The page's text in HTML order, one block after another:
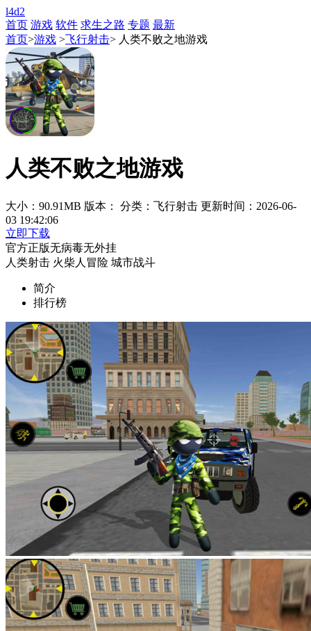
l4d2
首页 游戏 软件 求生之路 专题 最新
首页>游戏 >飞行射击> 人类不败之地游戏
人类不败之地游戏
大小：90.91MB 版本： 分类：飞行射击 更新时间：2026-06-
03 19:42:06
立即下载
官方正版无病毒无外挂
人类射击 火柴人冒险 城市战斗
简介
排行榜